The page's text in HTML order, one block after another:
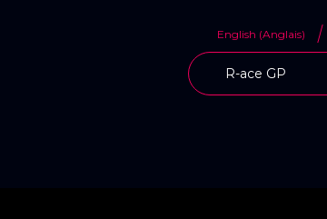
English (Anglais)
R-ace GP